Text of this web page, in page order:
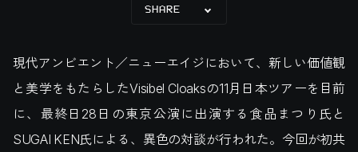
SHARE
現代アンビエント／ニューエイジにおいて、新しい価値観
と美学をもたらしたVisibel Cloaksの11月日本ツアーを目前
に、最終日28日の東京公演に出演する食品まつり氏と
SUGAI KEN氏による、異色の対談が行われた。今回が初共